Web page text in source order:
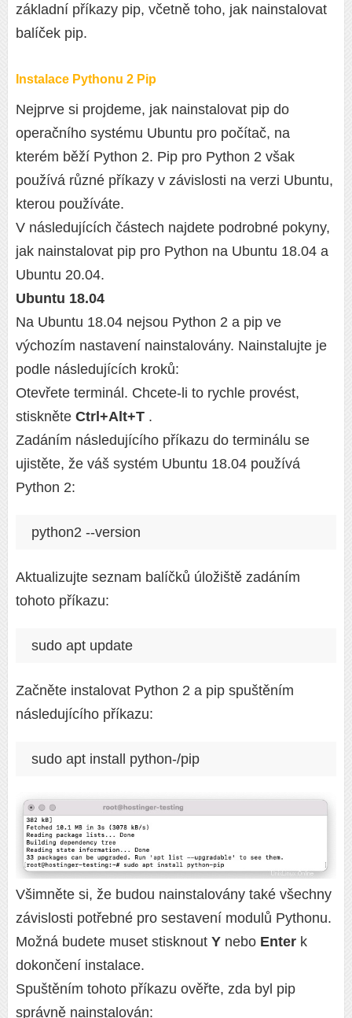
základní příkazy pip, včetně toho, jak nainstalovat
balíček pip.
Instalace Pythonu 2 Pip
Nejprve si projdeme, jak nainstalovat pip do
operačního systému Ubuntu pro počítač, na
kterém běží Python 2. Pip pro Python 2 však
používá různé příkazy v závislosti na verzi Ubuntu,
kterou používáte.
V následujících částech najdete podrobné pokyny,
jak nainstalovat pip pro Python na Ubuntu 18.04 a
Ubuntu 20.04.
Ubuntu 18.04
Na Ubuntu 18.04 nejsou Python 2 a pip ve
výchozím nastavení nainstalovány. Nainstalujte je
podle následujících kroků:
Otevřete terminál. Chcete-li to rychle provést,
stiskněte Ctrl+Alt+T .
Zadáním následujícího příkazu do terminálu se
ujistěte, že váš systém Ubuntu 18.04 používá
Python 2:
python2 --version
Aktualizujte seznam balíčků úložiště zadáním
tohoto příkazu:
sudo apt update
Začněte instalovat Python 2 a pip spuštěním
následujícího příkazu:
sudo apt install python-/pip
Všimněte si, že budou nainstalovány také všechny
závislosti potřebné pro sestavení modulů Pythonu.
Možná budete muset stisknout Y nebo Enter k
dokončení instalace.
Spuštěním tohoto příkazu ověřte, zda byl pip
správně nainstalován: